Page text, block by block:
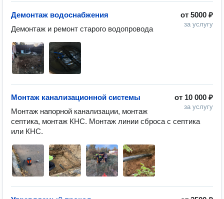
от 5000 ₽
за услугу
Демонтаж водоснабжения
Демонтаж и ремонт старого водопровода
от 10 000 ₽
за услугу
Монтаж канализационной системы
Монтаж напорной канализации, монтаж
септика, монтаж КНС. Монтаж линии сброса с септика
или КНС.